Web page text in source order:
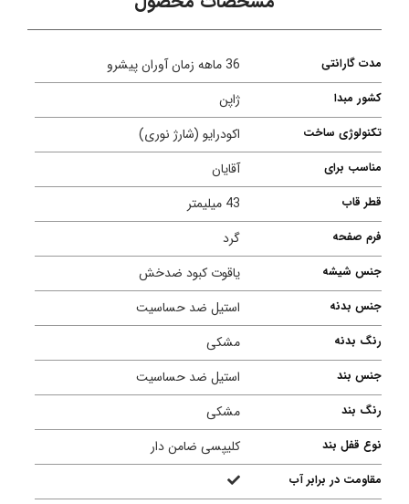
مدت گارانتی 36 ماهه زمان آوران پیشرو
کشور مبدا ژاپن
تکنولوژی ساخت اکودرایو (شارژ نوری)
مناسب برای آقایان
قطر قاب 43 میلیمتر
فرم صفحه گرد
جنس شیشه یاقوت کبود ضدخش
جنس بدنه استیل ضد حساسیت
رنگ بدنه مشکی
جنس بند استیل ضد حساسیت
رنگ بند مشکی
نوع قفل بند کلیپسی ضامن دار
مقاومت در برابر آب